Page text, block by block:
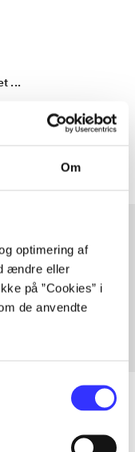
Om
optimering af
ændre eller
på ”Cookies” i
de anvendte
...